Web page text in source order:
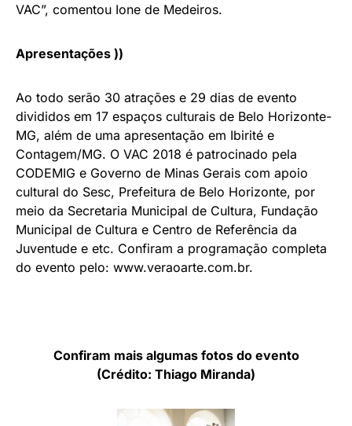
VAC”, comentou Ione de Medeiros.
Apresentações ))
Ao todo serão 30 atrações e 29 dias de evento
divididos em 17 espaços culturais de Belo Horizonte-
MG, além de uma apresentação em Ibirité e
Contagem/MG. O VAC 2018 é patrocinado pela
CODEMIG e Governo de Minas Gerais com apoio
cultural do Sesc, Prefeitura de Belo Horizonte, por
meio da Secretaria Municipal de Cultura, Fundação
Municipal de Cultura e Centro de Referência da
Juventude e etc. Confiram a programação completa
do evento pelo: www.veraoarte.com.br.
Confiram mais algumas fotos do evento
(Crédito: Thiago Miranda)